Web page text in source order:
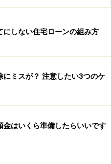
にしない住宅ローンの組み方
にミスが？ 注意したい3つのケ
金はいくら準備したらいいです